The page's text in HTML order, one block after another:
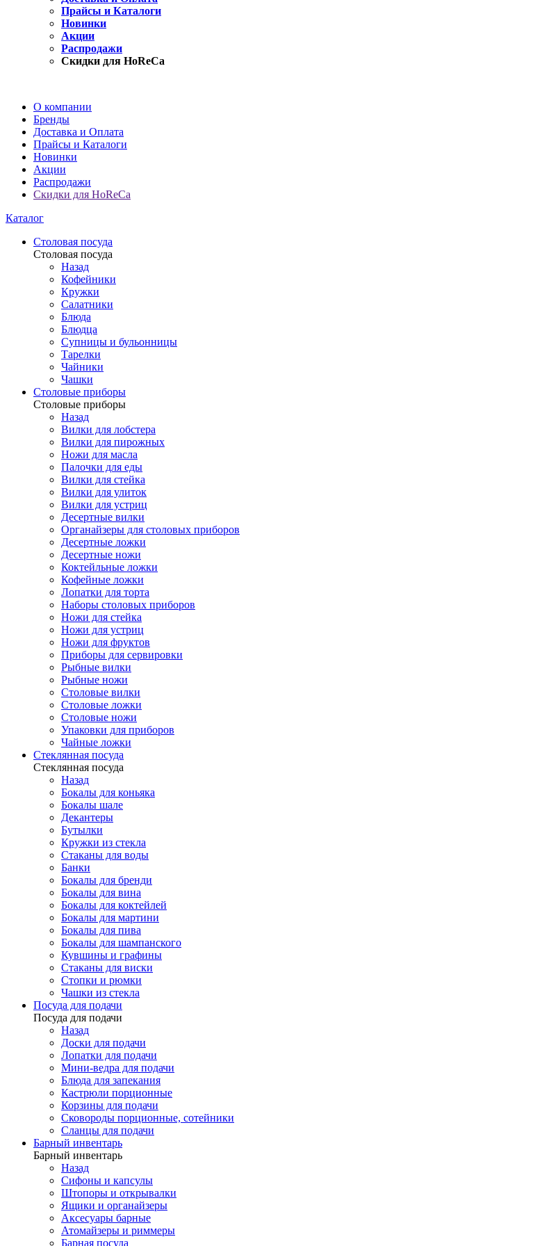
Прайсы и Каталоги
Новинки
Акции
Распродажи
Скидки для HoReCa
О компании
Бренды
Доставка и Оплата
Прайсы и Каталоги
Новинки
Акции
Распродажи
Скидки для HoReCa
Каталог
Столовая посуда
Столовая посуда
Назад
Кофейники
Кружки
Салатники
Блюда
Блюдца
Супницы и бульонницы
Тарелки
Чайники
Чашки
Cтоловые приборы
Cтоловые приборы
Назад
Вилки для лобстера
Вилки для пирожных
Ножи для масла
Палочки для еды
Вилки для стейка
Вилки для улиток
Вилки для устриц
Десертные вилки
Органайзеры для столовых приборов
Десертные ложки
Десертные ножи
Коктейльные ложки
Кофейные ложки
Лопатки для торта
Наборы столовых приборов
Ножи для стейка
Ножи для устриц
Ножи для фруктов
Приборы для сервировки
Рыбные вилки
Рыбные ножи
Столовые вилки
Столовые ложки
Столовые ножи
Упаковки для приборов
Чайные ложки
Стеклянная посуда
Стеклянная посуда
Назад
Бокалы для коньяка
Бокалы шале
Декантеры
Бутылки
Кружки из стекла
Стаканы для воды
Банки
Бокалы для бренди
Бокалы для вина
Бокалы для коктейлей
Бокалы для мартини
Бокалы для пива
Бокалы для шампанского
Кувшины и графины
Стаканы для виски
Стопки и рюмки
Чашки из стекла
Посуда для подачи
Посуда для подачи
Назад
Доски для подачи
Лопатки для подачи
Мини-ведра для подачи
Блюда для запекания
Кастрюли порционные
Корзины для подачи
Сковороды порционные, сотейники
Сланцы для подачи
Барный инвентарь
Барный инвентарь
Назад
Сифоны и капсулы
Штопоры и открывалки
Ящики и органайзеры
Аксесуары барные
Атомайзеры и риммеры
Барная посуда